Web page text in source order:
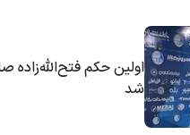
اولین حکم فتح‌الله‌زاده
شد